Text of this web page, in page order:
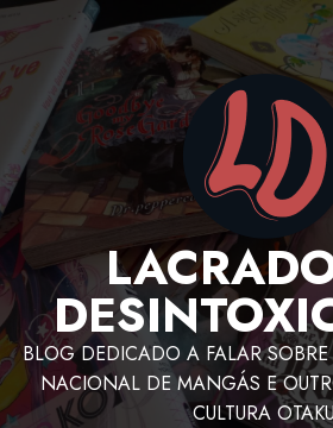
BLOG DEDICADO A FALAR
NACIONAL DE MANGÁS E
CULTURA